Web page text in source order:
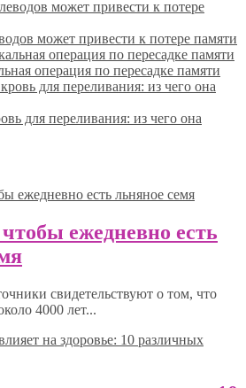
может привести к потере памяти
операция по пересадке памяти
для переливания: из чего она
ежедневно есть
свидетельствуют о том, что
4000 лет...